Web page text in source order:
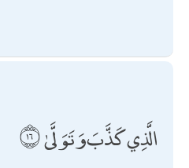
الَّذِي كَذَّبَ وَتَوَلَّىٰ